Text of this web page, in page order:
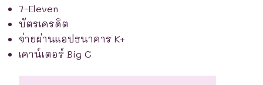
7-Eleven
บัตรเครดิต
จ่ายผ่านแอปธนาคาร K+
เคาน์เตอร์ Big C